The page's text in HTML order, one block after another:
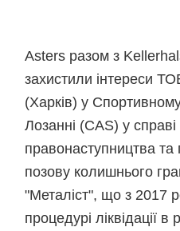
Asters разом з
захистили інтереси
(Харків) у
Лозанні (CAS) у
правонаступництва та
позову колишнього
"Металіст", що з 2017
процедурі ліквідації в